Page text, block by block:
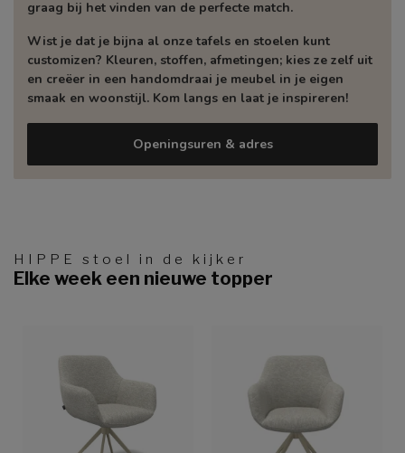
graag bij het vinden van de perfecte match.
Wist je dat je bijna al onze tafels en stoelen kunt
customizen? Kleuren, stoffen, afmetingen; kies ze zelf uit
en creëer in een handomdraai je meubel in je eigen
smaak en woonstijl. Kom langs en laat je inspireren!
Openingsuren & adres
HIPPE stoel in de kijker
Elke week een nieuwe topper